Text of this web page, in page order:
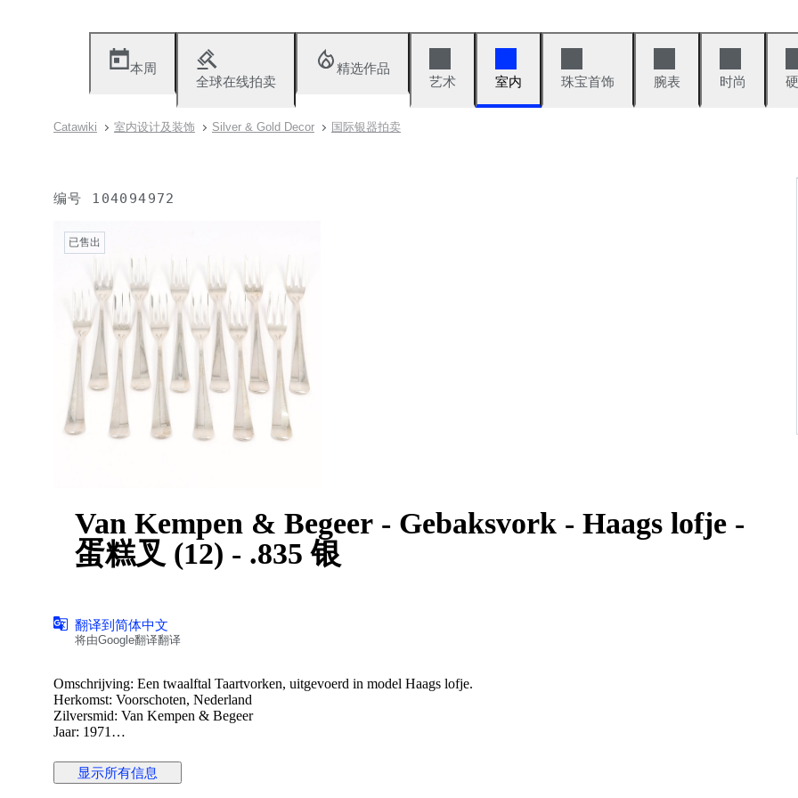
本周
全球在线拍卖
精选作品
艺术
室内 珠宝首饰 腕表 时尚
Catawiki 室内设计及装饰 Silver & Gold Decor 国际银器拍卖
编号 104094972
已售出
Van Kempen & Begeer - Gebaksvork - Haags lofje -
蛋糕叉 (12) - .835 银
翻译到简体中文
将由Google翻译翻译
Omschrijving: Een twaalftal Taartvorken, uitgevoerd in model Haags lofje.
Herkomst: Voorschoten, Nederland
Zilversmid: Van Kempen & Begeer
Jaar: 1971
Staat: in goede staat
显示所有信息